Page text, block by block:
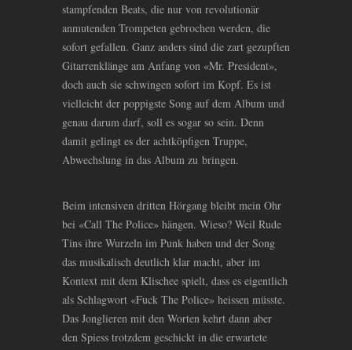
stampfenden Beats, die nur von revolutionär
anmutenden Trompeten gebrochen werden, die
sofort gefallen. Ganz anders sind die zart gezupften
Gitarrenklänge am Anfang von «Mr. President»,
doch auch sie schwingen sofort im Kopf. Es ist
vielleicht der poppigste Song auf dem Album und
genau darum darf, soll es sogar so sein. Denn
damit gelingt es der achtköpfigen Truppe,
Abwechslung in das Album zu bringen.
Beim intensiven dritten Hörgang bleibt mein Ohr
bei «Call The Police» hängen. Wieso? Weil Rude
Tins ihre Wurzeln im Punk haben und der Song
das musikalisch deutlich klar macht, aber im
Kontext mit dem Klischee spielt, dass es eigentlich
als Schlagwort «Fuck The Police» heissen müsste.
Das Jonglieren mit den Worten kehrt dann aber
den Spiess trotzdem geschickt in die erwartete